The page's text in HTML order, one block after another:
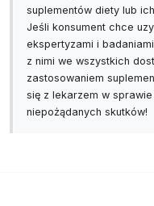
suplementów diety lub
Jeśli konsument chce
ekspertyzami i
z nimi we wszystkich
zastosowaniem
się z lekarzem w
niepożądanych skutków!